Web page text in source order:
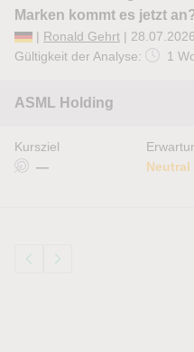
Marken kommt es jetzt
| Ronald Gehrt |
Gültigkeit der Analyse:
1
ASML Holding
Kursziel
—
Neutral